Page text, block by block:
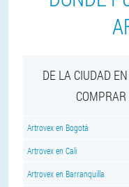
DE LA CIUDAD
Artrovex en Bogotá
Artrovex en Cali
Artrovex en Barranquilla